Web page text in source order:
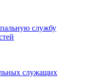
службу
служащих